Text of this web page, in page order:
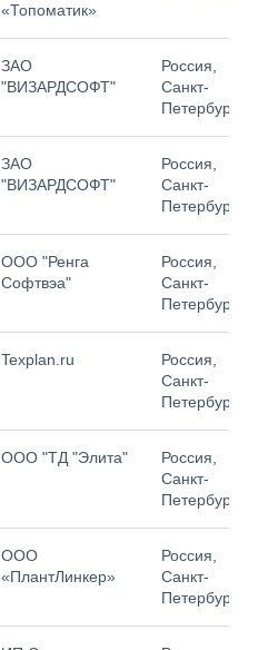
«Топоматик»
ЗАО
"ВИЗАРДСОФТ"
Россия,
Санкт-
Петербург
ЗАО
"ВИЗАРДСОФТ"
Россия,
Санкт-
Петербург
ООО "Ренга
Софтвэа"
Россия,
Санкт-
Петербург
Texplan.ru
Россия,
Санкт-
Петербург
OOO "ТД "Элита"
Россия,
Санкт-
Петербург
ООО
«ПлантЛинкер»
Россия,
Санкт-
Петербург